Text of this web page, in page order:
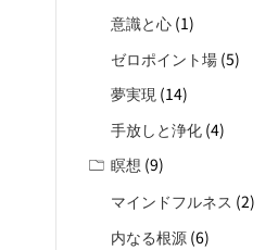
意識と心 (1)
ゼロポイント場 (5)
夢実現 (14)
手放しと浄化 (4)
瞑想 (9)
マインドフルネス (2)
内なる根源 (6)